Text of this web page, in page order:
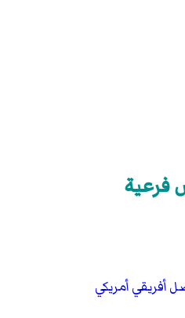
فرعية
أفريقي أمريكي